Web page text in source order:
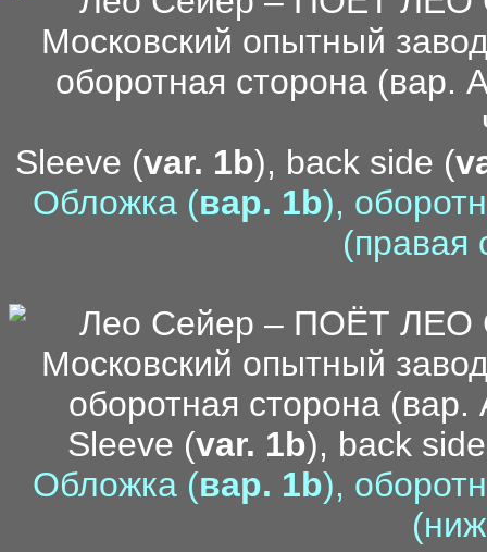
Sleeve (var. 1b), back side (
Обложка (вар. 1b),
(правая
Sleeve (var. 1b), back
Обложка (вар. 1b),